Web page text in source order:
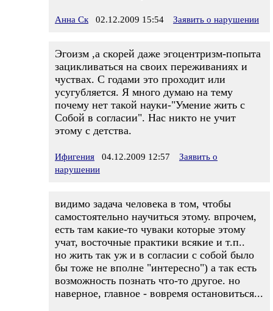
Анна Ск 02.12.2009 15:54 Заявить о нарушении
Эгоизм ,а скорей даже эгоцентризм-попыта
зацикливаться на своих переживаниях и
чуствах. С годами это проходит или
усугубляется. Я много думаю на тему
почему нет такой науки-"Умение жить с
Собой в согласии". Нас никто не учит
этому с детства.
Ифигения 04.12.2009 12:57
Заявить о
нарушении
видимо задача человека в том, чтобы
самостоятельно научиться этому. впрочем,
есть там какие-то чуваки которые этому
учат, восточные практики всякие и т.п..
но жить так уж и в согласии с собой было
бы тоже не вполне "интересно") а так есть
возможность познать что-то другое. но
наверное, главное - вовремя остановиться...